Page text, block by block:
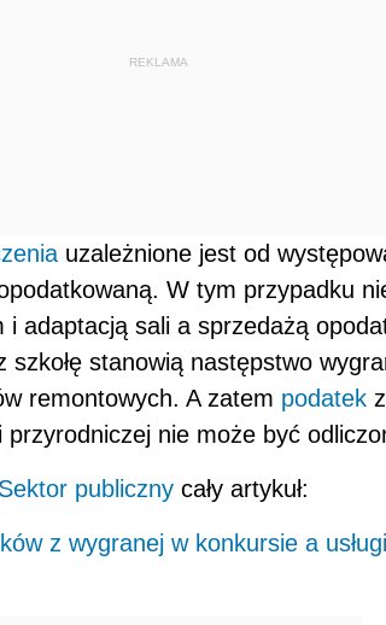
REKLAMA
uzależnione jest od
W tym przypadku
adaptacją sali a sprzedażą
szkołę stanowią następstwo
remontowych. A zatem podatek
nie może być
publiczny cały artykuł:
z wygranej w konkursie a